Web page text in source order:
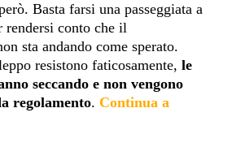
Basta farsi una passeggiata a
rendersi conto che il
sta andando come sperato.
resistono faticosamente, le
seccando e non vengono
regolamento. Continua a